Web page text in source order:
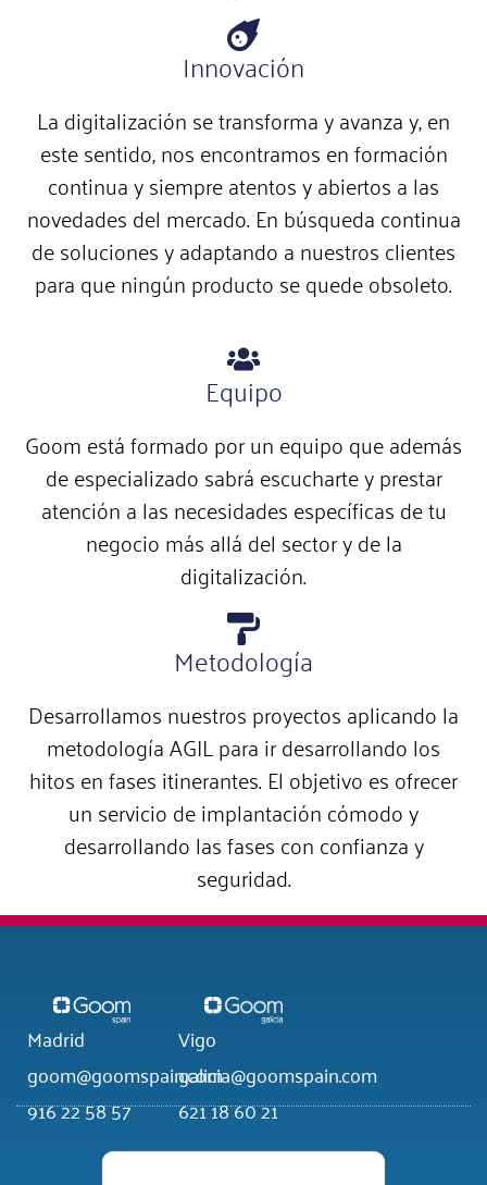
Innovación
La digitalización se transforma y avanza y, en
este sentido, nos encontramos en formación
continua y siempre atentos y abiertos a las
novedades del mercado. En búsqueda continua
de soluciones y adaptando a nuestros clientes
para que ningún producto se quede obsoleto.
Equipo
Goom está formado por un equipo que además
de especializado sabrá escucharte y prestar
atención a las necesidades específicas de tu
negocio más allá del sector y de la
digitalización.
Metodología
Desarrollamos nuestros proyectos aplicando la
metodología AGIL para ir desarrollando los
hitos en fases itinerantes. El objetivo es ofrecer
un servicio de implantación cómodo y
desarrollando las fases con confianza y
seguridad.
Madrid
goom@goomspain.com
916 22 58 57
Vigo
galicia@goomspain.com
621 18 60 21